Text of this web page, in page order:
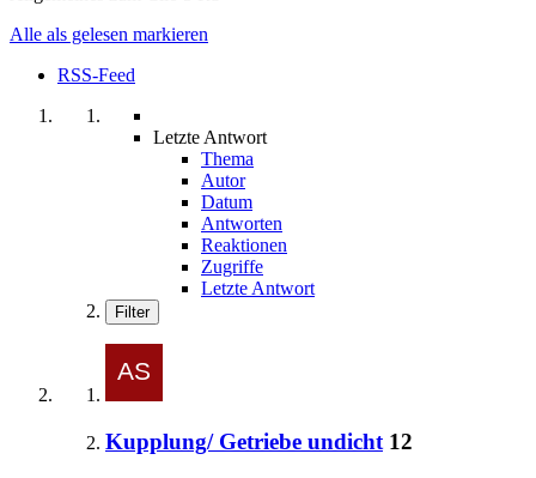
Alle als gelesen markieren
RSS-Feed
Letzte Antwort
Thema
Autor
Datum
Antworten
Reaktionen
Zugriffe
Letzte Antwort
Filter
Kupplung/ Getriebe undicht 12